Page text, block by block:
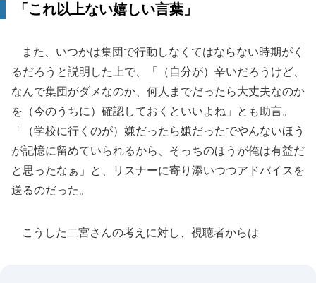
「これ以上ない嬉しい言葉」
また、いつかは集団で行動しなくてはならない時期がく
るだろうと説明した上で、「（自分が）辛いだろうけど、
なんで集団がダメなのか、何人までだったら大丈夫なのか
を（今のうちに）確認しておくといいよね」とも助言。
「（学校に行くのが）嫌だったら嫌だったでやんないほう
が記憶に留めていられるから、そっちのほうが俺は有益だ
と思ったなぁ」と、リスナーに寄り添いつつアドバイスを
送るのだった。
こうした二宮さんの考えに対し、視聴者からは